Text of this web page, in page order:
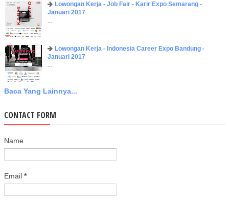
Lowongan Kerja - Job Fair - Karir Expo Semarang -
Januari 2017
...
Lowongan Kerja - Indonesia Career Expo Bandung -
Januari 2017
...
Baca Yang Lainnya...
CONTACT FORM
Name
Email *